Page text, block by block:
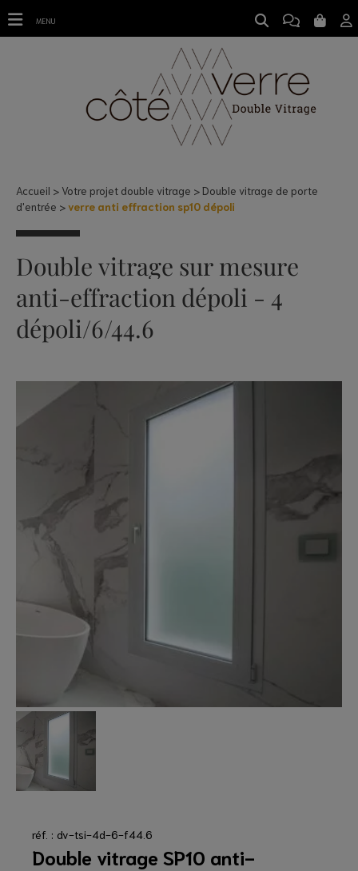
verre anti effraction sp10 dépoli
Accueil Votre projet double vitrage
Double vitrage de porte
d'entrée
verre anti effraction sp10 dépoli
Double vitrage sur mesure
anti-effraction dépoli - 4
dépoli/6/44.6
réf. : dv-tsi-4d-6-f44.6
Double vitrage SP10 anti-
MENU